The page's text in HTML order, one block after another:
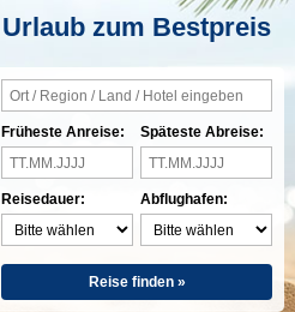
Urlaub zum Bestpreis
Früheste Anreise:
Reisedauer:
Späteste Abreise:
Abflughafen:
Reise finden »